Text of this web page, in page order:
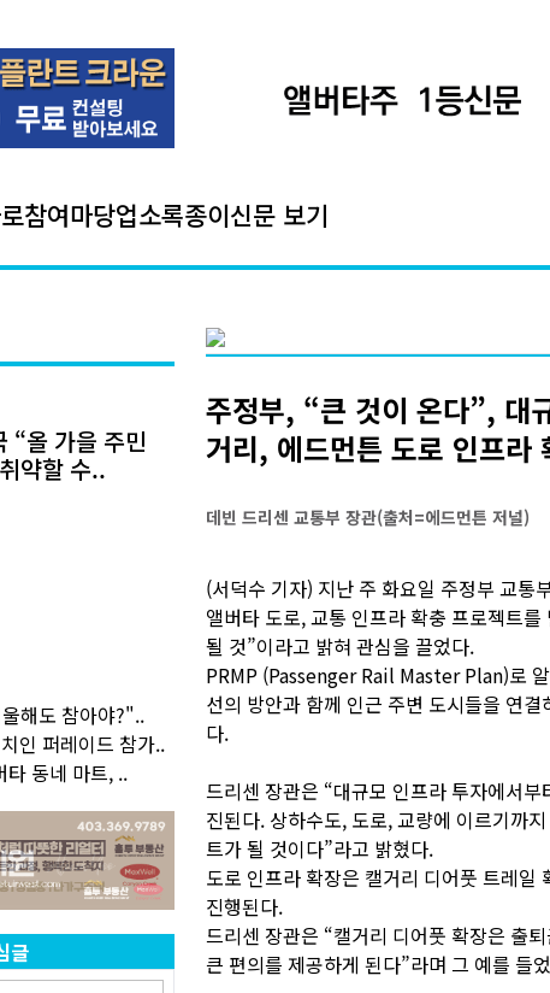
참여마당업소록종이신문 보기
“올 가을 주민
약할 수..
해도 참아야?"..
인 퍼레이드 참가..
동네 마트, ..
글
주정부, “큰 것이 온다”, 대
거리, 에드먼튼 도로 인프라
데빈 드리센 교통부 장관(출처=에드먼튼 저널)
(서덕수 기자) 지난 주 화요일 주정부 교통
앨버타 도로, 교통 인프라 확충 프로젝트
될 것”이라고 밝혀 관심을 끌었다.
PRMP (Passenger Rail Master Plan)로
선의 방안과 함께 인근 주변 도시들을 연
다.
드리센 장관은 “대규모 인프라 투자에서
진된다. 상하수도, 도로, 교량에 이르기까
트가 될 것이다”라고 밝혔다.
도로 인프라 확장은 캘거리 디어풋 트레
진행된다.
드리센 장관은 “캘거리 디어풋 확장은 출
큰 편의를 제공하게 된다”라며 그 예를 들